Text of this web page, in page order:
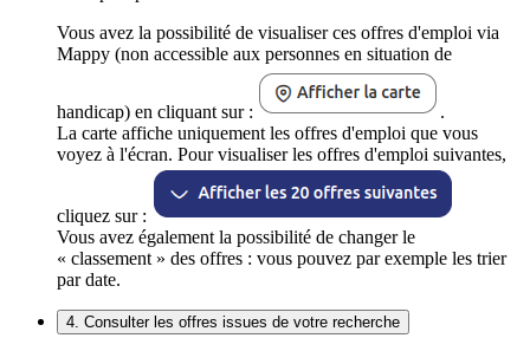
Vous avez la possibilité de visualiser ces offres d'emploi via
Mappy (non accessible aux personnes en situation de
handicap) en cliquant sur :
.
La carte affiche uniquement les offres d'emploi que vous
voyez à l'écran. Pour visualiser les offres d'emploi suivantes,
cliquez sur :
Vous avez également la possibilité de changer le
« classement » des offres : vous pouvez par exemple les trier
par date.
4. Consulter les offres issues de votre recherche